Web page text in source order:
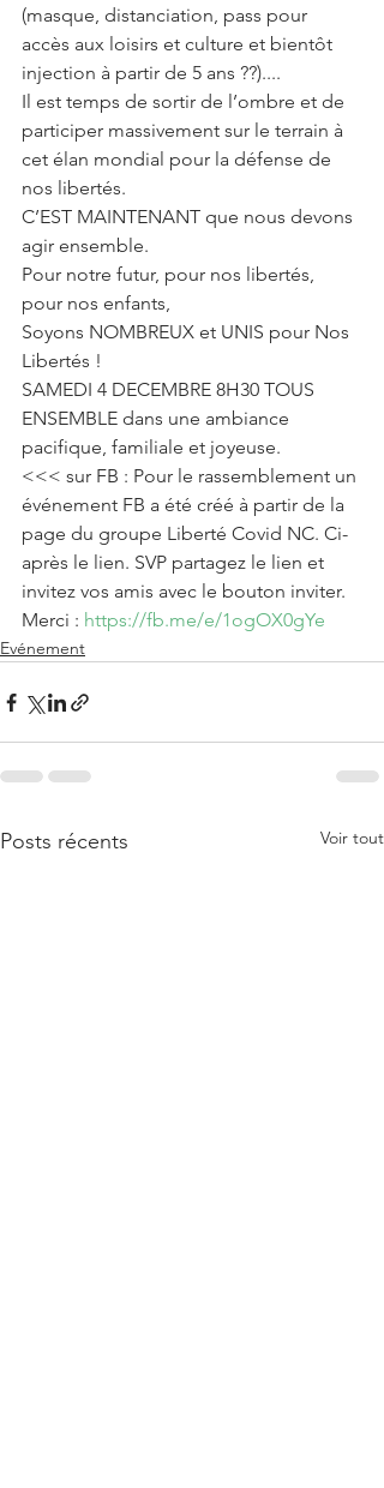
(masque, distanciation, pass pour
accès aux loisirs et culture et bientôt
injection à partir de 5 ans ??)....
Il est temps de sortir de l’ombre et de
participer massivement sur le terrain à
cet élan mondial pour la défense de
nos libertés.
C’EST MAINTENANT que nous devons
agir ensemble.
Pour notre futur, pour nos libertés,
pour nos enfants,
Soyons NOMBREUX et UNIS pour Nos
Libertés !
SAMEDI 4 DECEMBRE 8H30 TOUS
ENSEMBLE dans une ambiance
pacifique, familiale et joyeuse.
<<< sur FB : Pour le rassemblement un
événement FB a été créé à partir de la
page du groupe Liberté Covid NC. Ci-
après le lien. SVP partagez le lien et
invitez vos amis avec le bouton inviter.
Merci : https://fb.me/e/1ogOX0gYe
Evénement
Posts récents Voir tout